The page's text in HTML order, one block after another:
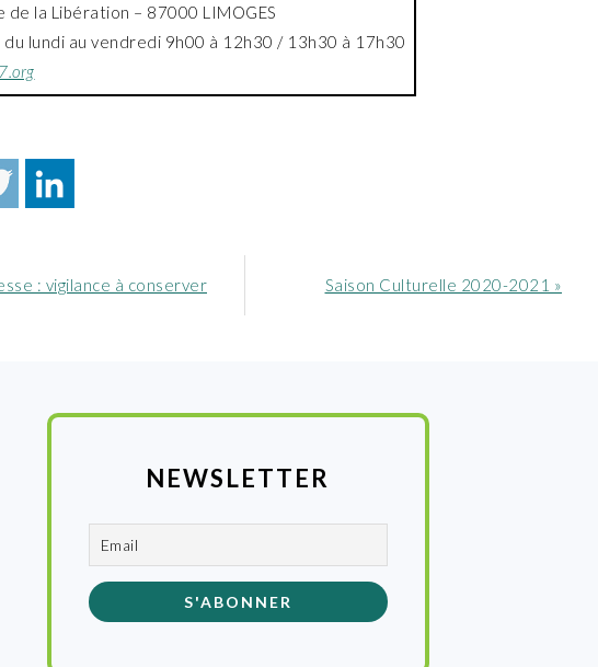
de la Libération – 87000 LIMOGES
du lundi au vendredi 9h00 à 12h30 / 13h30 à 17h30
: vigilance à conserver
Article
Saison Culturelle 2020-2021 »
NEWSLETTER